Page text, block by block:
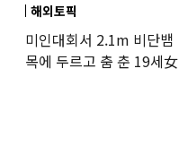
해외토픽
미인대회서 2.1m 비단뱀
목에 두르고 춤 춘 19세女